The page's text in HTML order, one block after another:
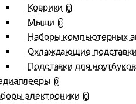
Коврики 0
Мыши 0
Наборы компьютерных
Охлаждающие
Подставки для ноутбуков
0
электроники 0